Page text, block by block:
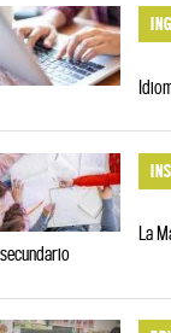
La
secundario